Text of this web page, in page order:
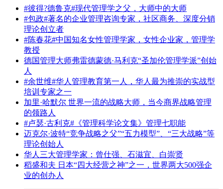
#彼得?德鲁克#现代管理学之父，大师中的大师
#包政#著名的企业管理咨询专家，社区商务、深度分销
理论创立者
#陈春花#中国知名女性管理学家，女性企业家，管理学
教授
德国管理大师弗雷德蒙德·马利克“圣加伦管理学派”创始
人
#余世维#华人管理教育第一人，华人最为推崇的实战型
培训专家之一
加里·哈默尔 世界一流的战略大师，当今商界战略管理
的领路人
#卢瑟·古利克#《管理科学论文集》管理七职能
迈克尔·波特“竞争战略之父”“五力模型”、“三大战略”等
理论创始人
华人三大管理学家：曾仕强、石滋宜、白崇贤
稻盛和夫 日本“四大经营之神”之一，世界两大500强企
业的创办人